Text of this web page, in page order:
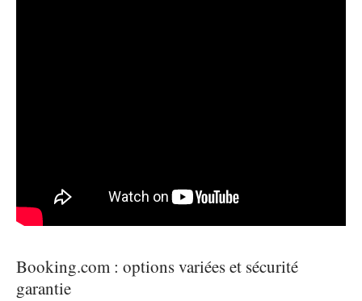
Booking.com : options variées et sécurité
garantie